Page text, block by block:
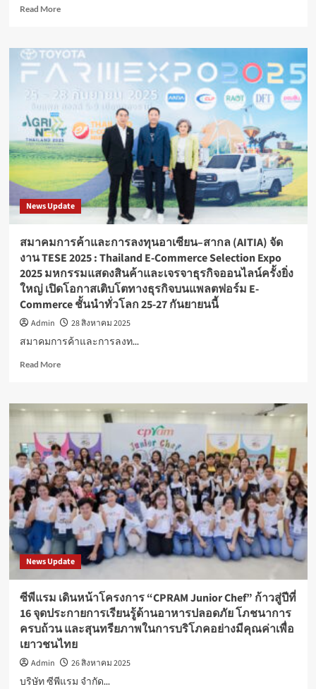
รู้
พับ
ใบตอง
ลด
ใช้
พลาสติก
Read MoreRead
ทีม
แม่ฮ่องสอน
ท่อง
พลัส
ผนึก
กำลัง
กกท.
และ
มิตร
เร่ง
ช่วย
ประสบ
อุทกภัย
News Update
สมาคมการค้าและการลงทุนอาเซียน–สากล (AITIA) จัด
งาน TESE 2025 : Thailand E-Commerce Selection Expo
2025 มหกรรมแสดงสินค้าและเจรจาธุรกิจออนไลน์ครั้งยิ่ง
ใหญ่ เปิดโอกาสเติบโตทางธุรกิจบนแพลตฟอร์ม E-
Commerce ชั้นนำทั่วโลก 25-27 กันยายนนี้
Admin
28 สิงหาคม 2025
สมาคมการค้าและการลงท...
Read MoreRead
สมาคม
การ
ค้า
และ
การ
ลงทุน
อาเซียน–
สากล
(AITIA)
จัด
งาน
TESE
2025
Thailand
E-
Commerce
Selection
Expo
2025
แสดง
News Update
ซีพีแรม เดินหน้าโครงการ “CPRAM Junior Chef” ก้าวสู่ปีที่
16 จุดประกายการเรียนรู้ด้านอาหารปลอดภัย โภชนาการ
ครบถ้วน และสุนทรียภาพในการบริโภคอย่างมีคุณค่าเพื่อ
เยาวชนไทย
Admin
26 สิงหาคม 2025
บริษัท ซีพีแรม จำกัด...